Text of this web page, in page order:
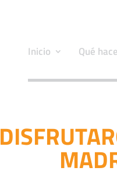
Inicio Qué